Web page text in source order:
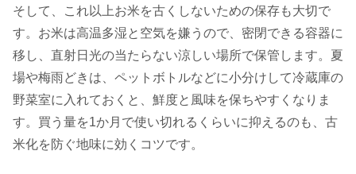
そして、これ以上お米を古くしないための保存も大切で
す。お米は高温多湿と空気を嫌うので、密閉できる容器に
移し、直射日光の当たらない涼しい場所で保管します。夏
場や梅雨どきは、ペットボトルなどに小分けして冷蔵庫の
野菜室に入れておくと、鮮度と風味を保ちやすくなりま
す。買う量を1か月で使い切れるくらいに抑えるのも、古
米化を防ぐ地味に効くコツです。